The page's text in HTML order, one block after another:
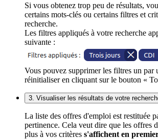
Si vous obtenez trop peu de résultats,
certains mots-clés ou certains filtres et
recherche.
Les filtres appliqués à votre recherche
suivante :
Vous pouvez supprimer les filtres un par
réinitialiser en cliquant sur le bouton «
3. Visualiser les résultats de votre
La liste des offres d'emploi est restituée
pertinence. Cela veut dire que les offres
plus à vos critères s'affichent en